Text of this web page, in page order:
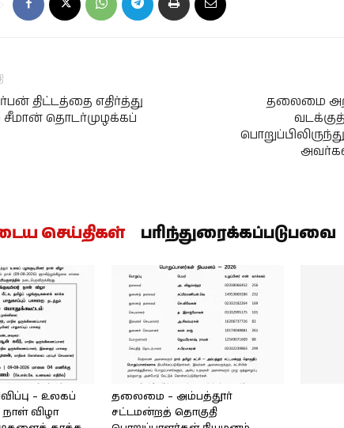
திட்டத்தை எதிர்த்து
சீமான் தொடர்முழக்கப்
தலைமை
அவர்கள்
செய்திகள் பரிந்துரைக்கப்படுபவை
– உலகப்
நாள் விழா
தலைமை – அம்பத்தூர்
சட்டமன்றத் தொகுதி